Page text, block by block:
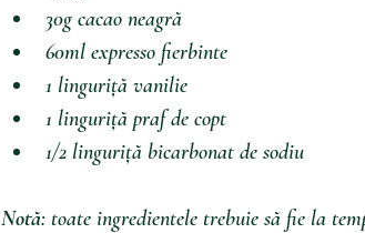
30g cacao neagră
60ml expresso fierbinte
1 linguriță vanilie
1 linguriță praf de copt
1/2 linguriță bicarbonat de sodiu
Notă: toate ingredientele trebuie să fie la